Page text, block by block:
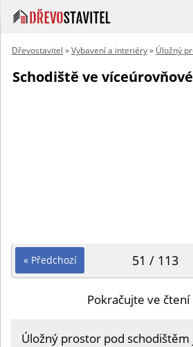
Dřevostavitel »Vybavení a interiéry» Úložný
Schodiště ve
« Předchozí 51 / 113
Pokračujte ve čtení
Úložný prostor pod